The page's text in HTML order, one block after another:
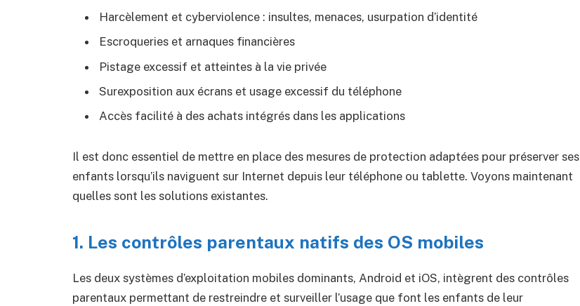
Harcèlement et cyberviolence : insultes, menaces, usurpation d’identité
Escroqueries et arnaques financières
Pistage excessif et atteintes à la vie privée
Surexposition aux écrans et usage excessif du téléphone
Accès facilité à des achats intégrés dans les applications
Il est donc essentiel de mettre en place des mesures de protection adaptées pour préserver ses
enfants lorsqu’ils naviguent sur Internet depuis leur téléphone ou tablette. Voyons maintenant
quelles sont les solutions existantes.
1. Les contrôles parentaux natifs des OS mobiles
Les deux systèmes d’exploitation mobiles dominants, Android et iOS, intègrent des contrôles
parentaux permettant de restreindre et surveiller l’usage que font les enfants de leur